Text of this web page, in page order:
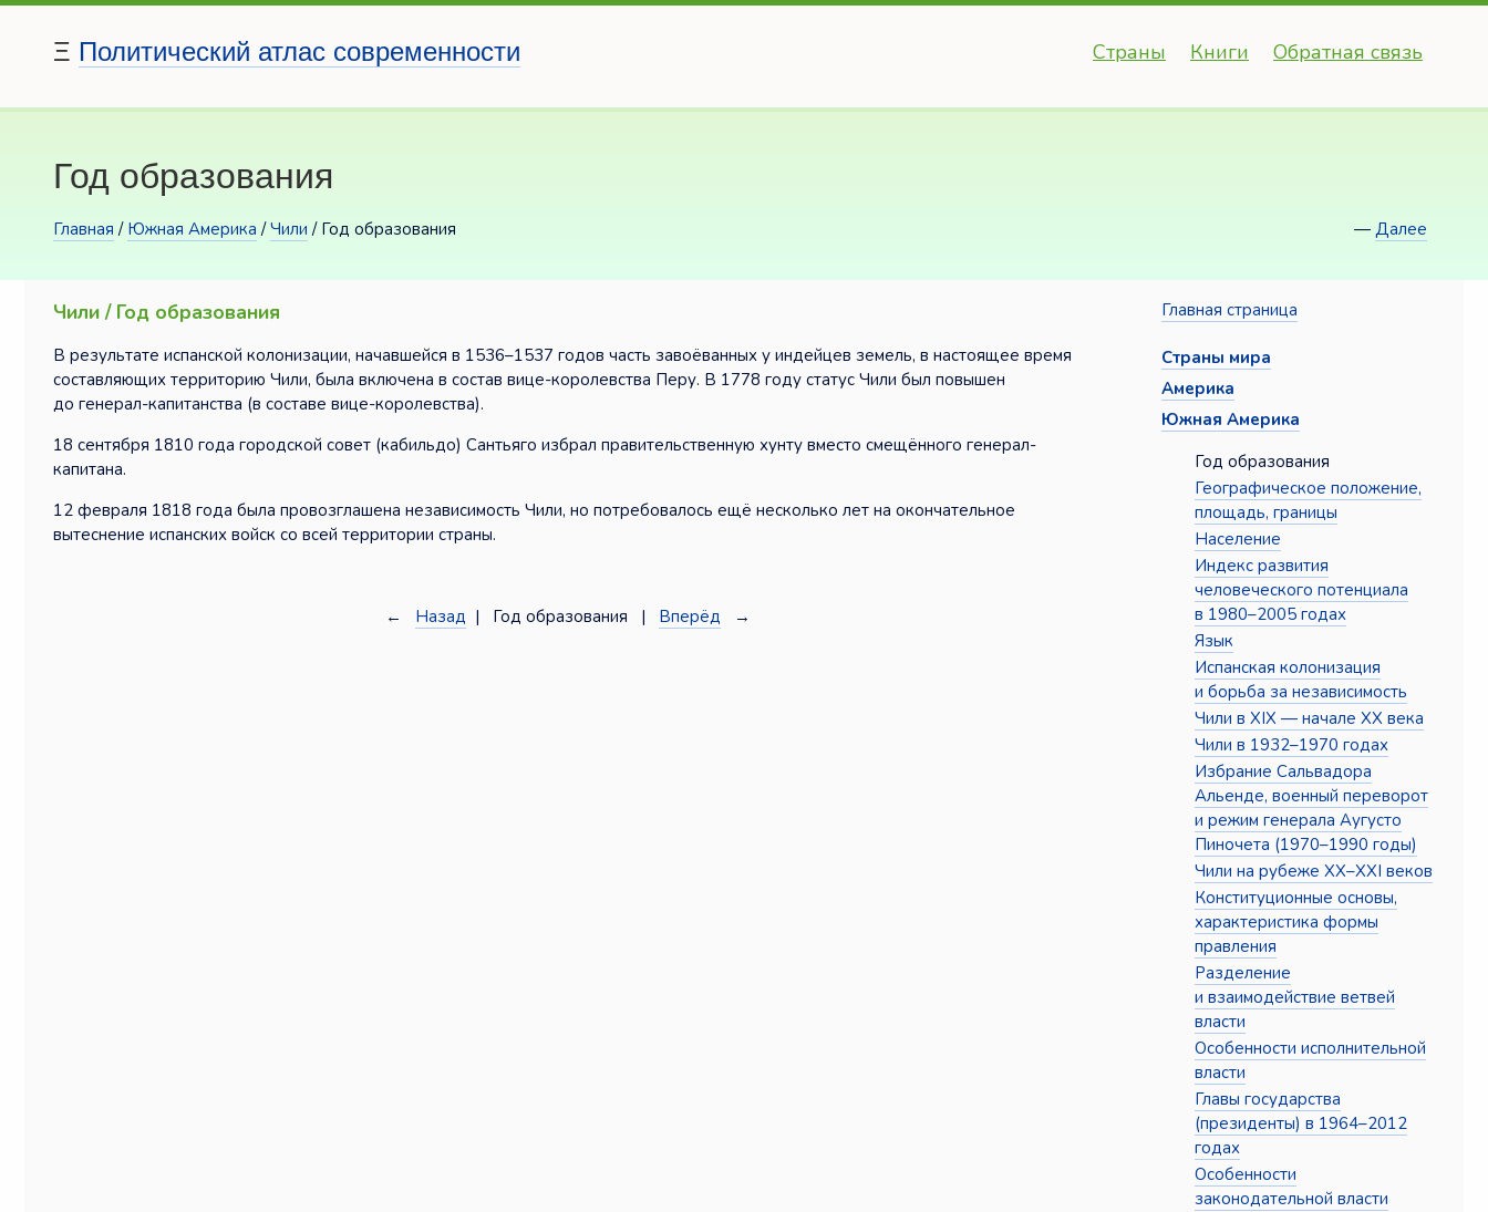
Ξ Политический атлас современности Страны Книги Обратная связь
Год образования
Главная / Южная Америка /Чили / Год образования — Далее
Чили / Год образования
В результате испанской колонизации, начавшейся в 1536–1537 годов часть завоёванных у индейцев земель, в настоящее время
составляющих территорию Чили, была включена в состав вице-королевства Перу. В 1778 году статус Чили был повышен
до генерал-капитанства (в составе вице-королевства).
18 сентября 1810 года городской совет (кабильдо) Сантьяго избрал правительственную хунту вместо смещённого генерал-
капитана.
12 февраля 1818 года была провозглашена независимость Чили, но потребовалось ещё несколько лет на окончательное
вытеснение испанских войск со всей территории страны.
← Назад | Год образования | Вперёд →
Главная страница
Страны мира
Америка
Южная Америка
Год образования
Географическое положение,
площадь, границы
Население
Индекс развития
человеческого потенциала
в 1980–2005 годах
Язык
Испанская колонизация
и борьба за независимость
Чили в XIX — начале XX века
Чили в 1932–1970 годах
Избрание Сальвадора
Альенде, военный переворот
и режим генерала Аугусто
Пиночета (1970–1990 годы)
Чили на рубеже XX–XXI веков
Конституционные основы,
характеристика формы
правления
Разделение
и взаимодействие ветвей
власти
Особенности исполнительной
власти
Главы государства
(президенты) в 1964–2012
годах
Особенности
законодательной власти